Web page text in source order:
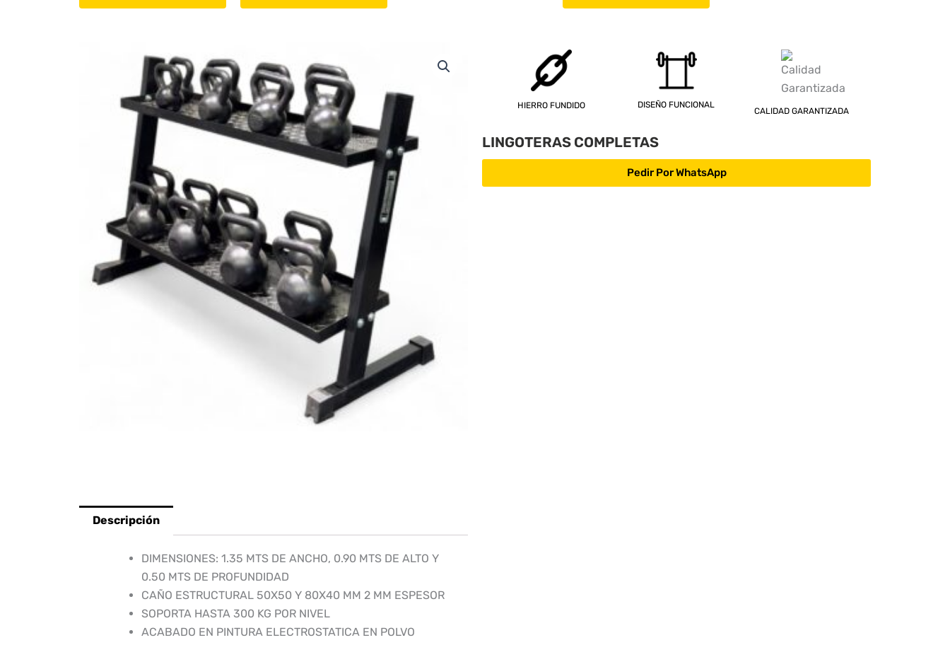
HIERRO FUNDIDO DISEÑO FUNCIONAL
CALIDAD GARANTIZADA
LINGOTERAS COMPLETAS
Pedir Por WhatsApp
Descripción
DIMENSIONES: 1.35 MTS DE ANCHO, 0.90 MTS DE ALTO Y
0.50 MTS DE PROFUNDIDAD
CAÑO ESTRUCTURAL 50X50 Y 80X40 MM 2 MM ESPESOR
SOPORTA HASTA 300 KG POR NIVEL
ACABADO EN PINTURA ELECTROSTATICA EN POLVO